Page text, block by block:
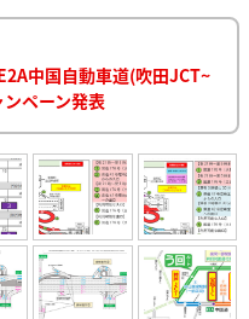
中国自動車道(吹田JCT~
ペーン発表